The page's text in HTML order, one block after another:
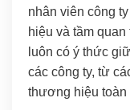
nhân viên công
hiệu và tầm
luôn có ý thức
các công ty, từ
thương hiệu toàn